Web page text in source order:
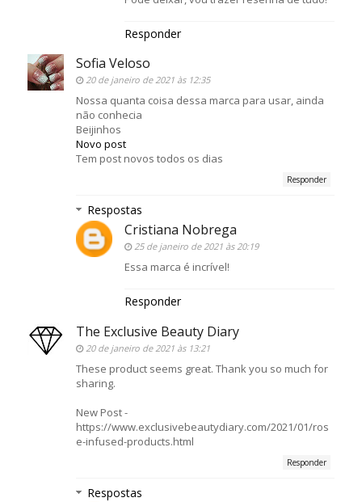
Responder
Sofia Veloso
20 de janeiro de 2021 às 12:35
Nossa quanta coisa dessa marca para usar, ainda
não conhecia
Beijinhos
Novo post
Tem post novos todos os dias
Responder
Respostas
Cristiana Nobrega
25 de janeiro de 2021 às 20:19
Essa marca é incrível!
Responder
The Exclusive Beauty Diary
20 de janeiro de 2021 às 13:21
These product seems great. Thank you so much for
sharing.
New Post -
https://www.exclusivebeautydiary.com/2021/01/ros
e-infused-products.html
Responder
Respostas